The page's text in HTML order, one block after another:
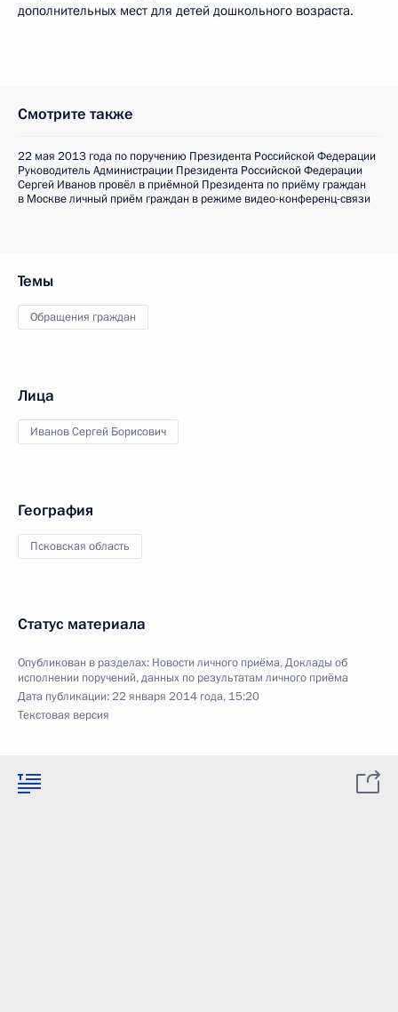
дополнительных мест для детей дошкольного возраста.
Смотрите также
22 мая 2013 года по поручению Президента Российской Федерации
Руководитель Администрации Президента Российской Федерации
Сергей Иванов провёл в приёмной Президента по приёму граждан
в Москве личный приём граждан в режиме видео-конференц-связи
Темы
Обращения граждан
Лица
Иванов Сергей Борисович
География
Псковская область
Статус материала
Опубликован в разделах: Новости личного приёма,Доклады об
исполнении поручений, данных по результатам личного приёма
Дата публикации:22 января 2014 года, 15:20
Текстовая версия